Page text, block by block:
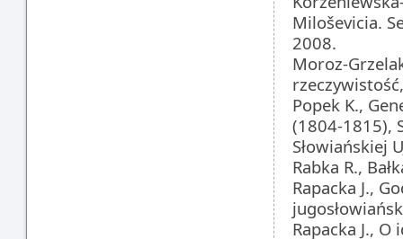
Miloševicia.
2008.
Moroz-
Popek K.,
(1804-1815),
Słowiańskiej
Rabka R.,
Rapacka J.,
Rapacka J.,